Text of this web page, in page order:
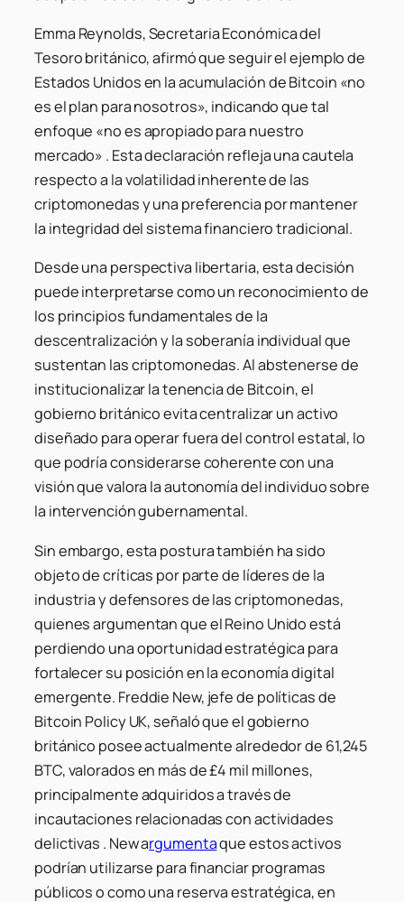
Emma Reynolds, Secretaria Económica del
Tesoro británico, afirmó que seguir el ejemplo de
Estados Unidos en la acumulación de Bitcoin «no
es el plan para nosotros», indicando que tal
enfoque «no es apropiado para nuestro
mercado» . Esta declaración refleja una cautela
respecto a la volatilidad inherente de las
criptomonedas y una preferencia por mantener
la integridad del sistema financiero tradicional.
Desde una perspectiva libertaria, esta decisión
puede interpretarse como un reconocimiento de
los principios fundamentales de la
descentralización y la soberanía individual que
sustentan las criptomonedas. Al abstenerse de
institucionalizar la tenencia de Bitcoin, el
gobierno británico evita centralizar un activo
diseñado para operar fuera del control estatal, lo
que podría considerarse coherente con una
visión que valora la autonomía del individuo sobre
la intervención gubernamental.
Sin embargo, esta postura también ha sido
objeto de críticas por parte de líderes de la
industria y defensores de las criptomonedas,
quienes argumentan que el Reino Unido está
perdiendo una oportunidad estratégica para
fortalecer su posición en la economía digital
emergente. Freddie New, jefe de políticas de
Bitcoin Policy UK, señaló que el gobierno
británico posee actualmente alrededor de 61,245
BTC, valorados en más de £4 mil millones,
principalmente adquiridos a través de
incautaciones relacionadas con actividades
delictivas . New argumentaque estos activos
podrían utilizarse para financiar programas
públicos o como una reserva estratégica, en